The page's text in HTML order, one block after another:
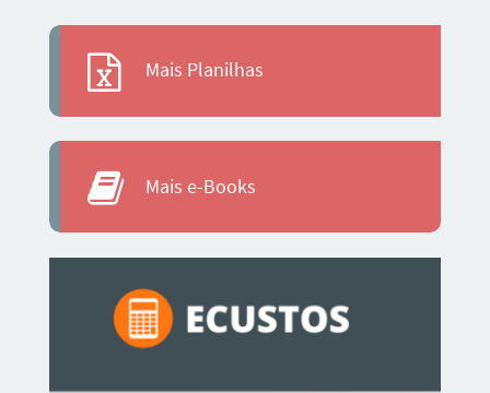
Mais Planilhas
Mais e-Books